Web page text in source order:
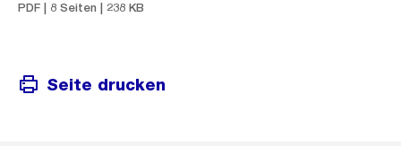
PDF | 8 Seiten | 238 KB
Seite drucken